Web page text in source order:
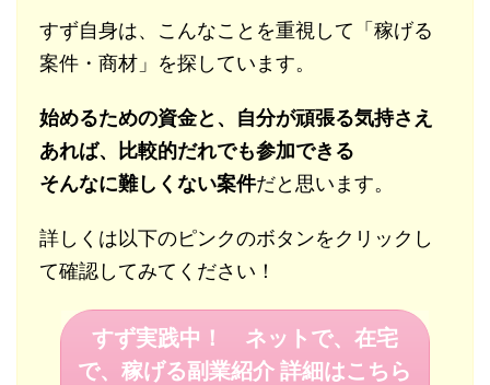
すず自身は、こんなことを重視して「稼げる
案件・商材」を探しています。
始めるための資金と、自分が頑張る気持さえ
あれば、比較的だれでも参加できる
そんなに難しくない案件だと思います。
詳しくは以下のピンクのボタンをクリックし
て確認してみてください！
すず実践中！ ネットで、在宅
で、稼げる副業紹介 詳細はこちら